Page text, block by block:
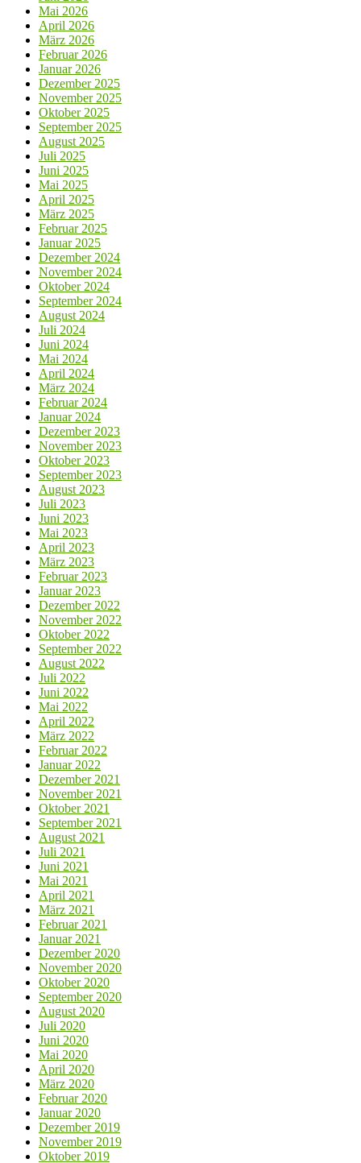
Mai 2026
April 2026
März 2026
Februar 2026
Januar 2026
Dezember 2025
November 2025
Oktober 2025
September 2025
August 2025
Juli 2025
Juni 2025
Mai 2025
April 2025
März 2025
Februar 2025
Januar 2025
Dezember 2024
November 2024
Oktober 2024
September 2024
August 2024
Juli 2024
Juni 2024
Mai 2024
April 2024
März 2024
Februar 2024
Januar 2024
Dezember 2023
November 2023
Oktober 2023
September 2023
August 2023
Juli 2023
Juni 2023
Mai 2023
April 2023
März 2023
Februar 2023
Januar 2023
Dezember 2022
November 2022
Oktober 2022
September 2022
August 2022
Juli 2022
Juni 2022
Mai 2022
April 2022
März 2022
Februar 2022
Januar 2022
Dezember 2021
November 2021
Oktober 2021
September 2021
August 2021
Juli 2021
Juni 2021
Mai 2021
April 2021
März 2021
Februar 2021
Januar 2021
Dezember 2020
November 2020
Oktober 2020
September 2020
August 2020
Juli 2020
Juni 2020
Mai 2020
April 2020
März 2020
Februar 2020
Januar 2020
Dezember 2019
November 2019
Oktober 2019